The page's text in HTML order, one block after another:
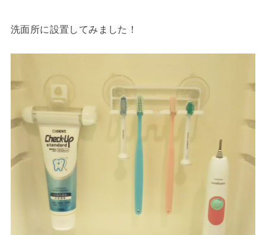
洗面所に設置してみました！